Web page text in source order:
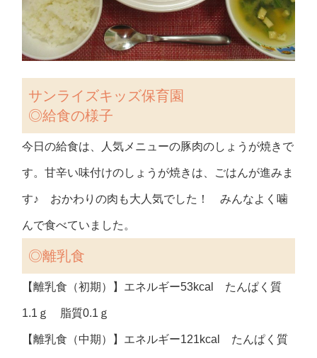
サンライズキッズ保育園
◎給食の様子
今日の給食は、人気メニューの豚肉のしょうが焼きで
す。甘辛い味付けのしょうが焼きは、ごはんが進みま
す♪ おかわりの肉も大人気でした！ みんなよく噛
んで食べていました。
◎離乳食
【離乳食（初期）】エネルギー53kcal たんぱく質
1.1ｇ 脂質0.1ｇ
【離乳食（中期）】エネルギー121kcal たんぱく質